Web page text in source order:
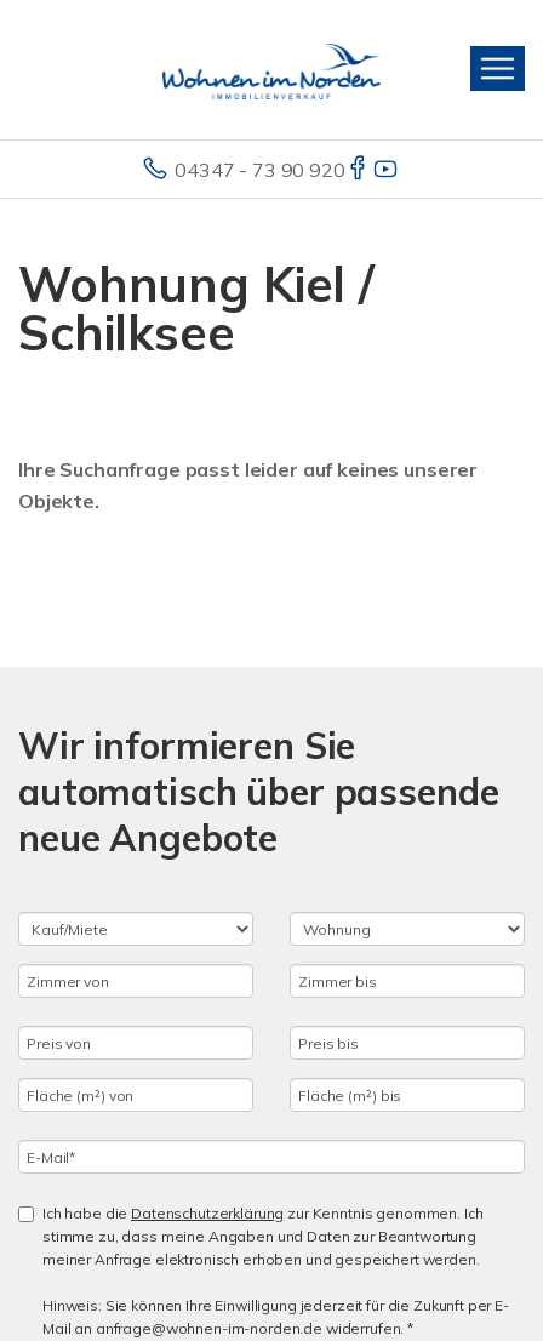
04347 - 73 90 920
Wohnung Kiel /
Schilksee
Ihre Suchanfrage passt leider auf keines unserer
Objekte.
Wir informieren Sie
automatisch über passende
neue Angebote
Ich habe die Datenschutzerklärung zur Kenntnis genommen. Ich
stimme zu, dass meine Angaben und Daten zur Beantwortung
meiner Anfrage elektronisch erhoben und gespeichert werden.
Hinweis: Sie können Ihre Einwilligung jederzeit für die Zukunft per E-
Mail an anfrage@wohnen-im-norden.de widerrufen. *